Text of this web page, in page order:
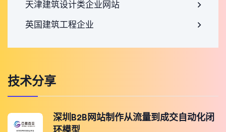
天津建筑设计类企业网站
英国建筑工程企业
技术分享
深圳B2B网站制作从流量到成交自动化闭
环模型